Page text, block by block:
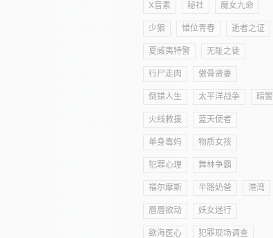
X音素 秘社 魔女九命
少狼 错位青春 逝者之证
夏威夷特警 无耻之徒
行尸走肉 傲骨贤妻
倒错人生 太平洋战争 暗警
火线救援 蓝天使者
单身毒妈 物质女孩
犯罪心理 舞林争霸
福尔摩斯 半路奶爸 港湾
唇唇欲动 妖女迷行
欲海医心 犯罪现场调查